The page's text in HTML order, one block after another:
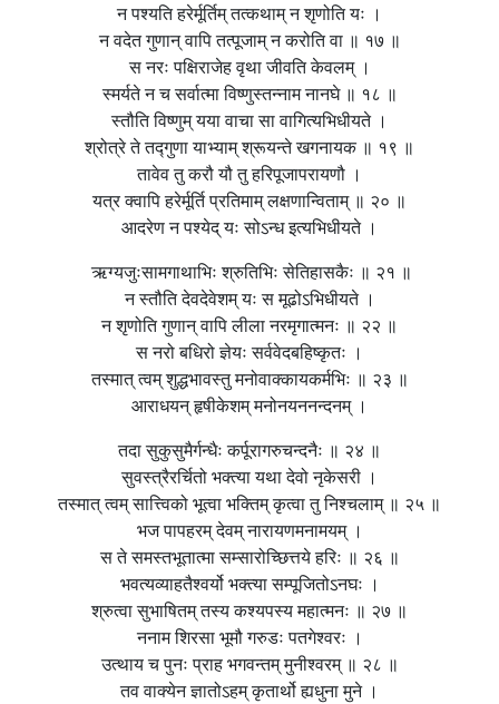
न पश्यति हरेर्मूर्तिम् तत्कथाम् न शृणोति यः ।
न वदेत गुणान् वापि तत्पूजाम् न करोति वा ॥ १७ ॥
स नरः पक्षिराजेह वृथा जीवति केवलम् ।
स्मर्यते न च सर्वात्मा विष्णुस्तन्नाम नानघे ॥ १८ ॥
स्तौति विष्णुम् यया वाचा सा वागित्यभिधीयते ।
श्रोत्रे ते तद्गुणा याभ्याम् श्रूयन्ते खगनायक ॥ १९ ॥
तावेव तु करौ यौ तु हरिपूजापरायणौ ।
यत्र क्वापि हरेर्मूर्ति प्रतिमाम् लक्षणान्विताम् ॥ २० ॥
आदरेण न पश्येद् यः सोऽन्ध इत्यभिधीयते ।
ऋग्यजुःसामगाथाभिः श्रुतिभिः सेतिहासकैः ॥ २१ ॥
न स्तौति देवदेवेशम् यः स मूढोऽभिधीयते ।
न शृणोति गुणान् वापि लीला नरमृगात्मनः ॥ २२ ॥
स नरो बधिरो ज्ञेयः सर्ववेदबहिष्कृतः ।
तस्मात् त्वम् शुद्धभावस्तु मनोवाक्कायकर्मभिः ॥ २३ ॥
आराधयन् हृषीकेशम् मनोनयननन्दनम् ।
तदा सुकुसुमैर्गन्धैः कर्पूरागरुचन्दनैः ॥ २४ ॥
सुवस्त्रैरर्चितो भक्त्या यथा देवो नृकेसरी ।
तस्मात् त्वम् सात्त्विको भूत्वा भक्तिम् कृत्वा तु निश्चलाम् ॥ २५ ॥
भज पापहरम् देवम् नारायणमनामयम् ।
स ते समस्तभूतात्मा सम्सारोच्छित्तये हरिः ॥ २६ ॥
भवत्यव्याहतैश्वर्यो भक्त्या सम्पूजितोऽनघः ।
श्रुत्वा सुभाषितम् तस्य कश्यपस्य महात्मनः ॥ २७ ॥
ननाम शिरसा भूमौ गरुडः पतगेश्वरः ।
उत्थाय च पुनः प्राह भगवन्तम् मुनीश्वरम् ॥ २८ ॥
तव वाक्येन ज्ञातोऽहम् कृतार्थो ह्यधुना मुने ।